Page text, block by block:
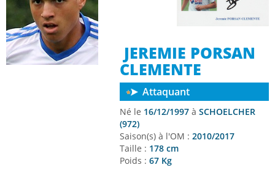
JEREMIE PORSAN
CLEMENTE
Attaquant
Né le 16/12/1997 à SCHOELCHER
(972)
Saison(s) à l'OM : 2010/2017
Taille : 178 cm
Poids : 67 Kg